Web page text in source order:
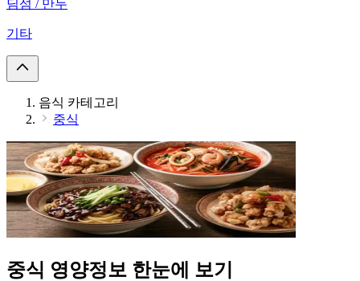
딤섬 / 만두
기타
음식 카테고리
중식
중식 영양정보 한눈에 보기